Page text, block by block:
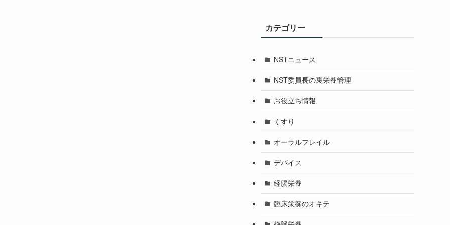
カテゴリー
NSTニュース
NST委員長の裏栄養管理
お役立ち情報
くすり
オーラルフレイル
デバイス
経腸栄養
臨床栄養のオキテ